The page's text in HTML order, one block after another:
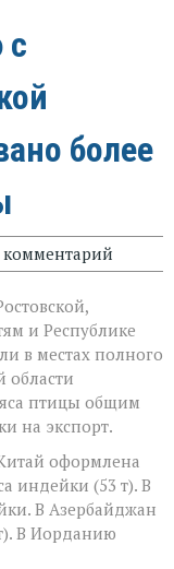
более
комментарий
и Республике
в местах полного
области
птицы общим
на экспорт.
оформлена
индейки (53 т). В
В Азербайджан
В Иорданию